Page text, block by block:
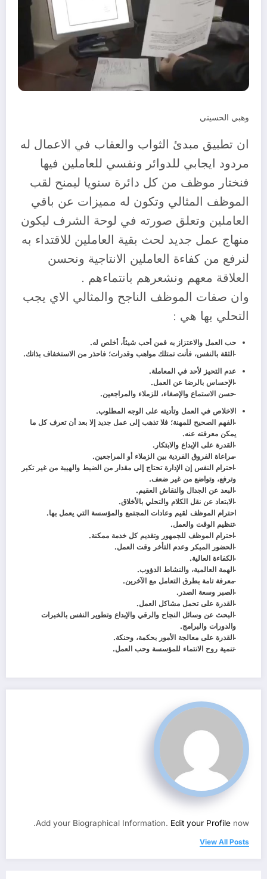
وهبي الحسيني
ان تطبيق مبدئ الثواب والعقاب في الاعمال له
مردود ايجابي للدوائر ونفسي للعاملين فيها
فنختار موظف من كل دائرة سنويا ليمنح لقب
الموظف المثالي وتكون له مميزات عن باقي
العاملين وتعلق صورته في لوحة الشرف ليكون
منهاج عمل جديد لحث بقية العاملين للاقتداء به
لنرفع من كفاءة العاملين الانتاجية ونحسن
العلاقة معهم ونشعرهم بانتماءهم .
وان صفات الموظف الناجح والمثالي الاي يجب
التحلي بها هي :
حب العمل والاعتزاز به فمن أحب شيئاً، أخلص له.
-الثقة بالنفس، فأنت تمتلك مواهب وقدرات؛ فاحذر من الاستخفاف بذاتك.
عدم التحيز لأحد في المعاملة.
-الإحساس بالرضا عن العمل.
-حسن الاستماع والإصغاء، للزملاء والمراجعين.
الاخلاص في العمل وتأديته على الوجه المطلوب.
-الفهم الصحيح للمهنة؛ فلا تذهب إلى عمل جديد إلا بعد أن تعرف كل ما
يمكن معرفته عنه.
-القدرة على الإبداع والابتكار.
-مراعاة الفروق الفردية بين الزملاء أو المراجعين.
-احترام النفس إن الإدارة تحتاج إلى مقدار من الضبط والهيبة من غير تكبر
وترفع، وتواضع من غير ضعف.
-البعد عن الجدال والنقاش العقيم.
-الابتعاد عن نقل الكلام والتحلي بالأخلاق.
احترام الموظف لقيم وعادات المجتمع والمؤسسة التي يعمل بها.
-تنظيم الوقت والعمل.
-احترام الموظف للجمهور وتقديم كل خدمة ممكنة.
-الحضور المبكر وعدم التأخر وقت العمل.
-الكفاءة العالية.
-الهمة العالمية، والنشاط الدؤوب.
-معرفة تامة بطرق التعامل مع الآخرين.
-الصبر وسعة الصدر.
-القدرة على تحمل مشاكل العمل.
-البحث عن وسائل النجاح والرقي والإبداع وتطوير النفس بالخبرات
والدورات والبرامج.
-القدرة على معالجة الأمور بحكمة، وحنكة.
-تنمية روح الانتماء للمؤسسة وحب العمل.
Add your Biographical Information. Edit your Profile now.
View All Posts